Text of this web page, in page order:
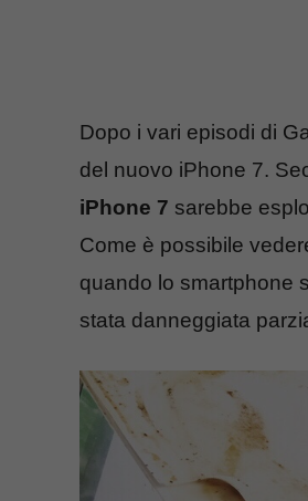
Dopo i vari episodi di
del nuovo iPhone 7.
iPhone 7 sarebbe
Come è possibile
quando lo smartphone
stata danneggiata